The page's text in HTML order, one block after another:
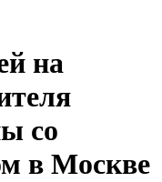
на
со
в Москве